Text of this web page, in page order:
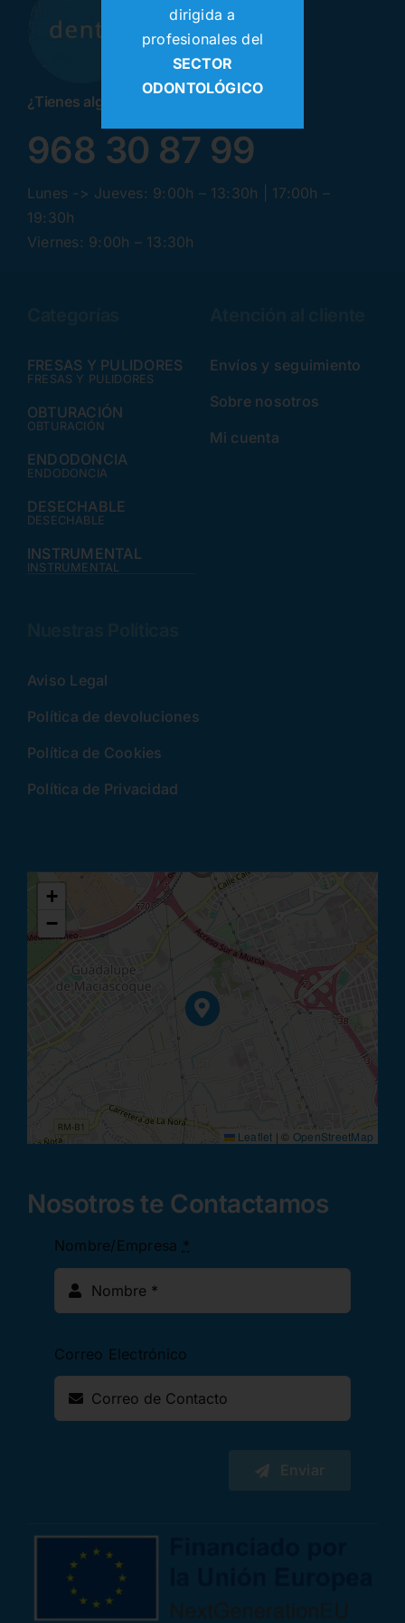
¿Tienes alguna pregunta? ¡Llamanos!
968 30 87 99
Lunes -> Jueves: 9:00h – 13:30h | 17:00h –
19:30h
Viernes: 9:00h – 13:30h
FRESAS Y PULIDORES
FRESAS Y PULIDORES
OBTURACIÓN
OBTURACIÓN
ENDODONCIA
ENDODONCIA
DESECHABLE
DESECHABLE
INSTRUMENTAL
INSTRUMENTAL
Envíos y seguimiento
Sobre nosotros
Mi cuenta
Aviso Legal
Política de devoluciones
Política de Cookies
Política de Privacidad
+
−
Leaflet | © OpenStreetMap
Nosotros te Contactamos
Nombre/Empresa *
Correo Electrónico
Enviar
dirigida a
profesionales del
SECTOR
ODONTOLÓGICO